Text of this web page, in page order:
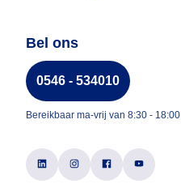
Bel ons
0546 - 534010
Bereikbaar ma-vrij van 8:30 - 18:00